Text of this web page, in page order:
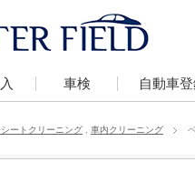
車検 自動車
ートクリーニング 車内クリーニング